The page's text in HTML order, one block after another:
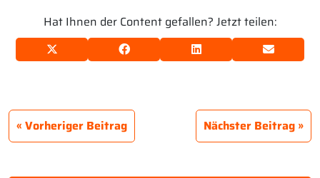
Hat Ihnen der Content gefallen? Jetzt teilen:
Vorheriger Beitrag Nächster Beitrag